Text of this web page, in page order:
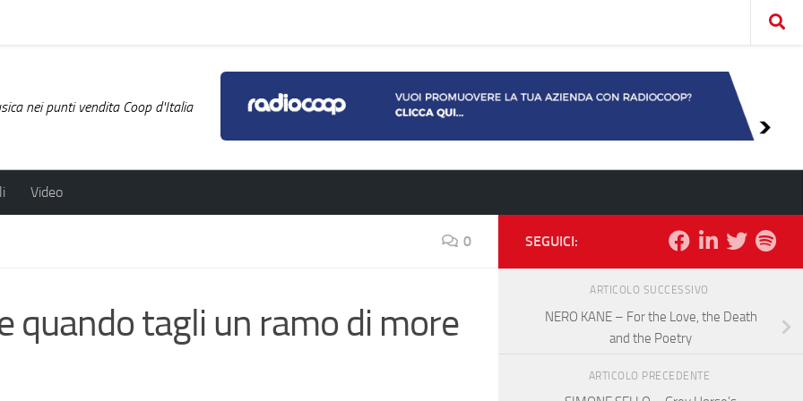
nei punti vendita Coop d'Italia
Video
0
quando tagli un ramo di more
SEGUICI:
ARTICOLO SUCCESSIVO
NERO KANE – For the Love, the Death
and the Poetry
ARTICOLO PRECEDENTE